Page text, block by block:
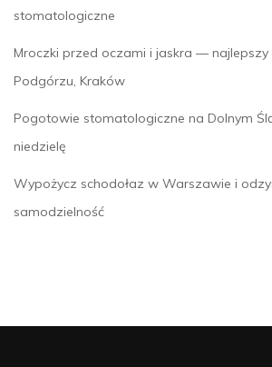
stomatologiczne
Mroczki przed oczami i jaskra —
Podgórzu, Kraków
Pogotowie stomatologiczne na Dolnym
niedzielę
Wypożycz schodołaz w Warszawie i
samodzielność